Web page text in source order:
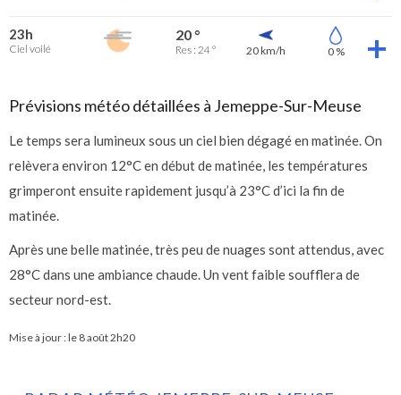
23h
Ciel voilé
20 °
Res : 24 ° 20 km/h 0 %
Prévisions météo détaillées à Jemeppe-Sur-Meuse
Le temps sera lumineux sous un ciel bien dégagé en matinée. On
relèvera environ 12°C en début de matinée, les températures
grimperont ensuite rapidement jusqu’à 23°C d’ici la fin de
matinée.
Après une belle matinée, très peu de nuages sont attendus, avec
28°C dans une ambiance chaude. Un vent faible soufflera de
secteur nord-est.
Mise à jour : le 8 août 2h20